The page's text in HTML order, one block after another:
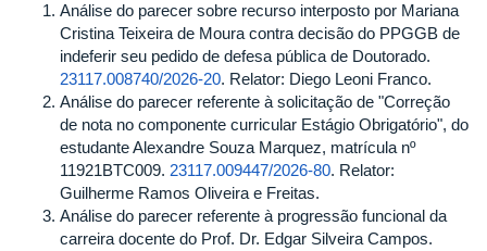
Análise do parecer sobre recurso interposto por Mariana
Cristina Teixeira de Moura contra decisão do PPGGB de
indeferir seu pedido de defesa pública de Doutorado.
23117.008740/2026-20. Relator: Diego Leoni Franco.
Análise do parecer referente à solicitação de "Correção
de nota no componente curricular Estágio Obrigatório", do
estudante Alexandre Souza Marquez, matrícula nº
11921BTC009. 23117.009447/2026-80. Relator:
Guilherme Ramos Oliveira e Freitas.
Análise do parecer referente à progressão funcional da
carreira docente do Prof. Dr. Edgar Silveira Campos.